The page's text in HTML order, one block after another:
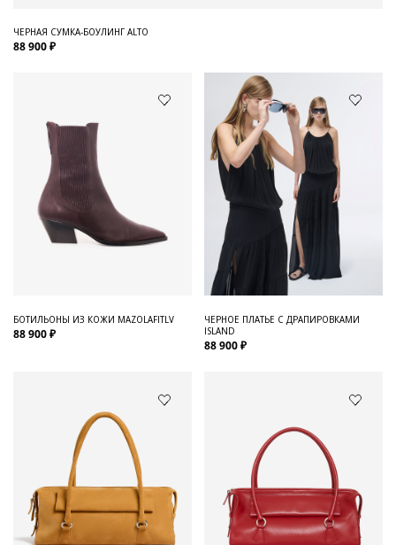
ЧЕРНАЯ СУМКА-БОУЛИНГ ALTO
88 900 ₽
БОТИЛЬОНЫ ИЗ КОЖИ MAZOLAFITLV
88 900 ₽
ЧЕРНОЕ ПЛАТЬЕ С ДРАПИРОВКАМИ
ISLAND
88 900 ₽